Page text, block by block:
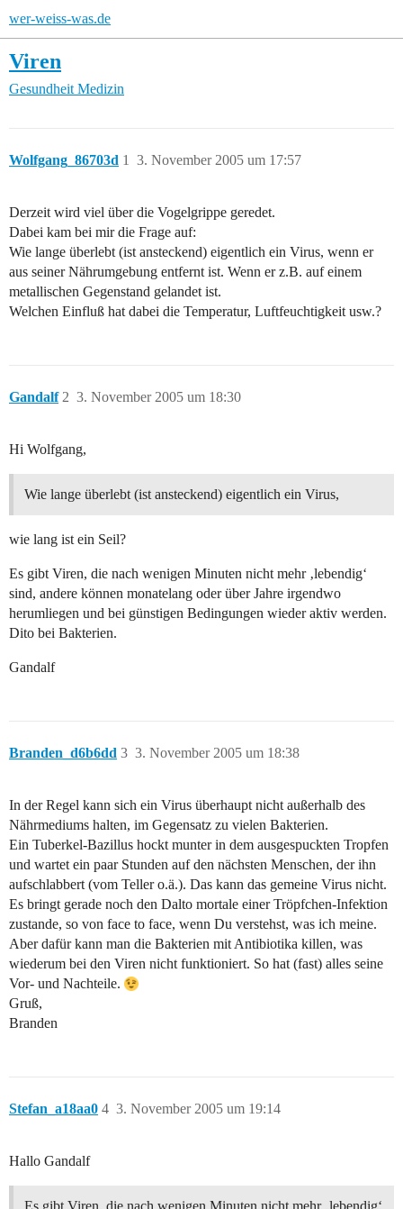
wer-weiss-was.de
Viren
Gesundheit Medizin
Wolfgang_86703d 3. November 2005 um 17:57
1
Derzeit wird viel über die Vogelgrippe geredet.
Dabei kam bei mir die Frage auf:
Wie lange überlebt (ist ansteckend) eigentlich ein Virus, wenn er
aus seiner Nährumgebung entfernt ist. Wenn er z.B. auf einem
metallischen Gegenstand gelandet ist.
Welchen Einfluß hat dabei die Temperatur, Luftfeuchtigkeit usw.?
Gandalf 3. November 2005 um 18:30
2
Hi Wolfgang,
Wie lange überlebt (ist ansteckend) eigentlich ein Virus,
wie lang ist ein Seil?
Es gibt Viren, die nach wenigen Minuten nicht mehr ‚lebendig‘
sind, andere können monatelang oder über Jahre irgendwo
herumliegen und bei günstigen Bedingungen wieder aktiv werden.
Dito bei Bakterien.
Gandalf
Branden_d6b6dd 3. November 2005 um 18:38
3
In der Regel kann sich ein Virus überhaupt nicht außerhalb des
Nährmediums halten, im Gegensatz zu vielen Bakterien.
Ein Tuberkel-Bazillus hockt munter in dem ausgespuckten Tropfen
und wartet ein paar Stunden auf den nächsten Menschen, der ihn
aufschlabbert (vom Teller o.ä.). Das kann das gemeine Virus nicht.
Es bringt gerade noch den Dalto mortale einer Tröpfchen-Infektion
zustande, so von face to face, wenn Du verstehst, was ich meine.
Aber dafür kann man die Bakterien mit Antibiotika killen, was
wiederum bei den Viren nicht funktioniert. So hat (fast) alles seine
Vor- und Nachteile.
Gruß,
Branden
Stefan_a18aa0 3. November 2005 um 19:14
4
Hallo Gandalf
Es gibt Viren, die nach wenigen Minuten nicht mehr ‚lebendig‘